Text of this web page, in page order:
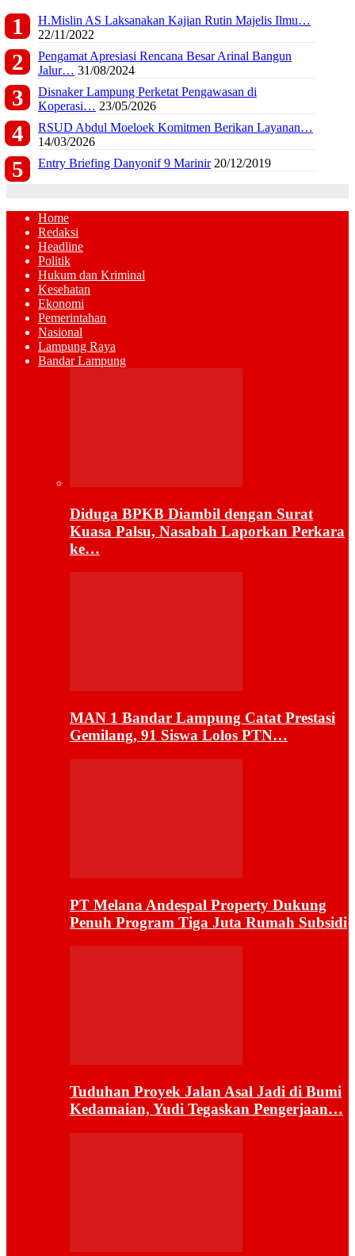
H.Mislin AS Laksanakan Kajian Rutin Majelis Ilmu…
22/11/2022
Pengamat Apresiasi Rencana Besar Arinal Bangun
Jalur… 31/08/2024
Disnaker Lampung Perketat Pengawasan di
Koperasi… 23/05/2026
RSUD Abdul Moeloek Komitmen Berikan Layanan…
14/03/2026
Entry Briefing Danyonif 9 Marinir20/12/2019
Home
Redaksi
Headline
Politik
Hukum dan Kriminal
Kesehatan
Ekonomi
Pemerintahan
Nasional
Lampung Raya
Bandar Lampung
Diduga BPKB Diambil dengan Surat
Kuasa Palsu, Nasabah Laporkan Perkara
ke…
MAN 1 Bandar Lampung Catat Prestasi
Gemilang, 91 Siswa Lolos PTN…
PT Melana Andespal Property Dukung
Penuh Program Tiga Juta Rumah Subsidi
Tuduhan Proyek Jalan Asal Jadi di Bumi
Kedamaian, Yudi Tegaskan Pengerjaan…